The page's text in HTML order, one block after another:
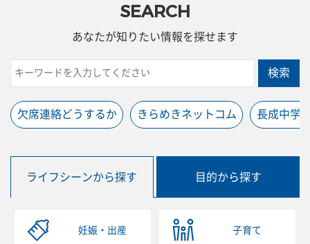
SEARCH
あなたが知りたい情報を探せます
検索
欠席連絡どうするか きらめきネットコム 長成中学
ライフシーンから探す 目的から探す
妊娠・出産 子育て